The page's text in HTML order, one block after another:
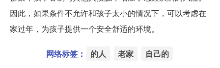
因此，如果条件不允许和孩子太小的情况下，可以考虑在
家过年，为孩子提供一个安全舒适的环境。
网络标签： 的人 老家 自己的